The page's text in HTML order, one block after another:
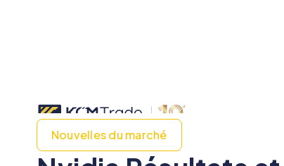
Nouvelles du marché